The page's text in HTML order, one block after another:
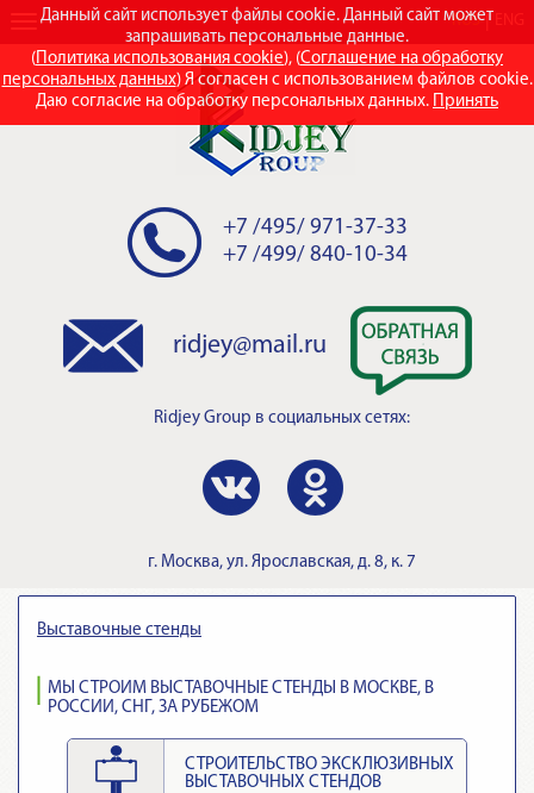
Данный сайт использует файлы cookie. Данный сайт может
запрашивать персональные данные.
(Политика использования cookie), (Соглашение на обработку
персональных данных) Я согласен с использованием файлов cookie.
Даю согласие на обработку персональных данных. Принять
RUS
+7 /495/ 971-37-33
+7 /499/ 840-10-34
ridjey@mail.ru
Ridjey Group в социальных сетях:
г. Москва, ул. Ярославская, д. 8, к. 7
Выставочные стенды
МЫ СТРОИМ ВЫСТАВОЧНЫЕ СТЕНДЫ В МОСКВЕ, В
РОССИИ, СНГ, ЗА РУБЕЖОМ
СТРОИТЕЛЬСТВО ЭКСКЛЮЗИВНЫХ
ВЫСТАВОЧНЫХ СТЕНДОВ